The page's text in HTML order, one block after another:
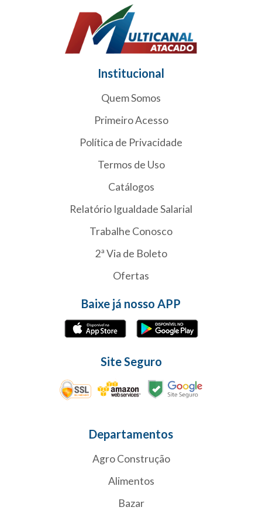
Institucional
Quem Somos
Primeiro Acesso
Política de Privacidade
Termos de Uso
Catálogos
Relatório Igualdade Salarial
Trabalhe Conosco
2ª Via de Boleto
Ofertas
Baixe já nosso APP
Site Seguro
Departamentos
Agro Construção
Alimentos
Bazar